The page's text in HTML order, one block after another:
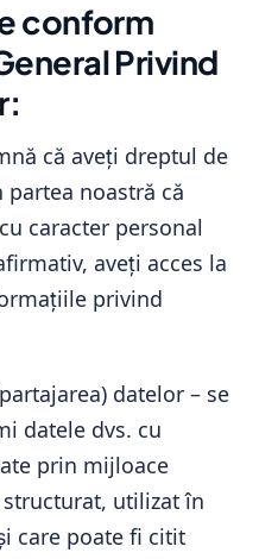
conform
Privind
că aveți dreptul de
noastră că
caracter personal
aveți acces la
privind
datelor – se
datele dvs. cu
prin mijloace
utilizat în
care poate fi citit